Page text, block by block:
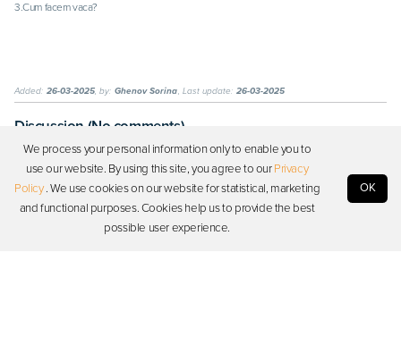
3.Cum facem vaca?
Added: 26-03-2025, by: Ghenov Sorina, Last update: 26-03-2025
Discussion (No comments)
Log in to start a discussion
Log in
We process your personal information only to enable you to
use our website. By using this site, you agree to ourPrivacy
Policy. We use cookies on our website for statistical, marketing
and functional purposes. Cookies help us to provide the best
possible user experience.
OK